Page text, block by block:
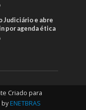
Judiciário e abre
por agenda ética
Criado para
by ENETBRAS